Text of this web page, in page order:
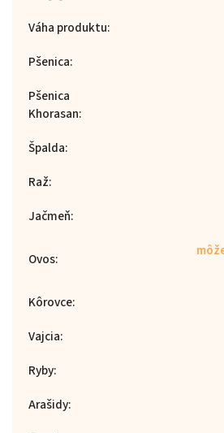
Váha produktu:
Pšenica:
Pšenica
Khorasan:
Špalda:
Raž:
Jačmeň:
Ovos:
Kôrovce:
Vajcia:
Ryby:
Arašidy: